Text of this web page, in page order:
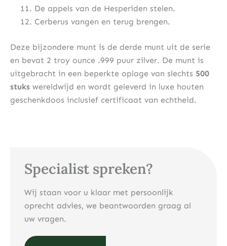
Specialist spreken?
Wij staan voor u klaar met persoonlijk
oprecht advies, we beantwoorden graag al
uw vragen.
De appels van de Hesperiden stelen.
Cerberus vangen en terug brengen.
Deze bijzondere munt is de derde munt uit de serie
en bevat 2 troy ounce .999 puur zilver. De munt is
uitgebracht in een beperkte oplage van slechts 500
stuks wereldwijd en wordt geleverd in luxe houten
geschenkdoos inclusief certificaat van echtheid.